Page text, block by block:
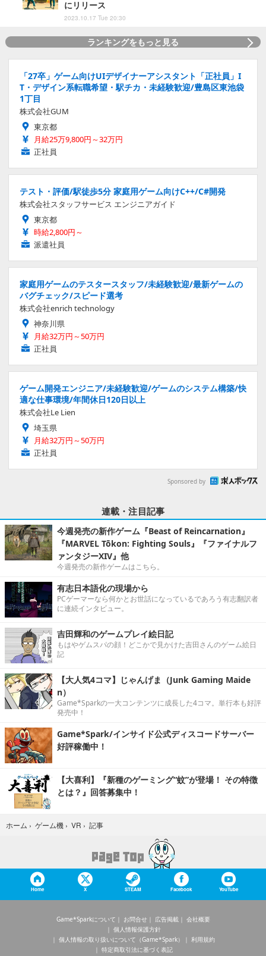
にリリース
2023.10.17 Tue 20:30
ランキングをもっと見る
「27卒」ゲーム向けUIデザイナーアシスタント「正社員」I
T・デザイン系転職希望・駅チカ・未経験歓迎/豊島区東池袋
1丁目
株式会社GUM
東京都
月給25万9,800円～32万円
正社員
テスト・評価/駅徒歩5分 家庭用ゲーム向けC++/C#開発
株式会社スタッフサービス エンジニアガイド
東京都
時給2,800円～
派遣社員
家庭用ゲームのテスタースタッフ/未経験歓迎/最新ゲームの
バグチェック/スピード選考
株式会社enrich technology
神奈川県
月給32万円～50万円
正社員
ゲーム開発エンジニア/未経験歓迎/ゲームのシステム構築/快
適な仕事環境/年間休日120日以上
株式会社Le Lien
埼玉県
月給32万円～50万円
正社員
Sponsored by
連載・注目記事
今週発売の新作ゲーム『Beast of Reincarnation』
『MARVEL Tōkon: Fighting Souls』『ファイナルフ
ァンタジーXIV』他
今週発売の新作ゲームはこちら。
有志日本語化の現場から
PCゲーマーなら何かとお世話になっているであろう有志翻訳者
に連続インタビュー。
吉田輝和のゲームプレイ絵日記
もはやゲムスパの顔！どこかで見かけた吉田さんのゲーム絵日
記
【大人気4コマ】じゃんげま（Junk Gaming Maide
n）
Game*Sparkの一大コンテンツに成長した4コマ。単行本も好評
発売中！
Game*Spark/インサイド公式ディスコードサーバー
好評稼働中！
【大喜利】『新種のゲーミング“蚊”が登場！ その特徴
とは？』回答募集中！
ホーム › ゲーム機 › VR › 記事
Home X STEAM Facebook YouTube
Game*Sparkについて お問合せ 広告掲載
会社概要
個人情報保護方針
個人情報の取り扱いについて（Game*Spark）
利用規約
特定商取引法に基づく表記